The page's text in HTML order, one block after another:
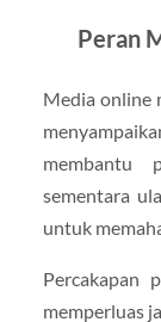
Peran
Media online
membantu
sementara
untuk
Percakapan
memperluas